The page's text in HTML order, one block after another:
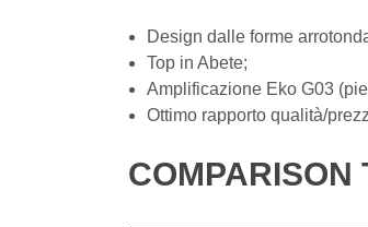
Design dalle forme
Top in Abete;
Amplificazione Eko G03
Ottimo rapporto qualità/
COMPARISON